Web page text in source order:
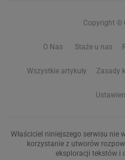
Copyright ©
O Nas Staże u nas
Wszystkie artykuły Zasady
Właściciel niniejszego serwisu nie
korzystanie z utworów
eksploracji tekstów i